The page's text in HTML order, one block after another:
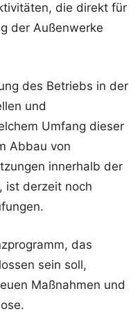
die direkt für
der Außenwerke
des Betriebs in der
und
Umfang dieser
Abbau von
innerhalb der
ist derzeit noch
das
sein soll,
Maßnahmen und